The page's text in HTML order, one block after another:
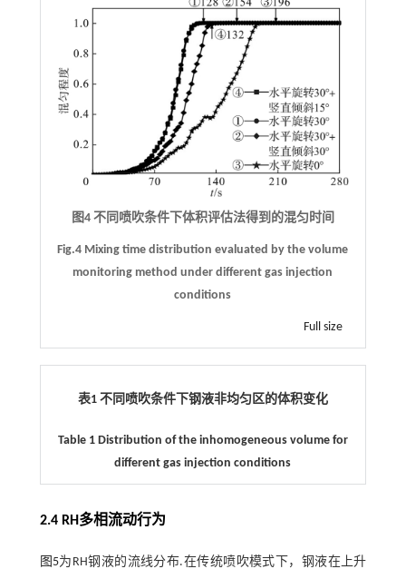
图4 不同喷吹条件下体积评估法得到的混匀时间
Fig.4 Mixing time distribution evaluated by the volume
monitoring method under different gas injection
conditions
Full size
表1 不同喷吹条件下钢液非均匀区的体积变化
Table 1 Distribution of the inhomogeneous volume for
different gas injection conditions
2.4 RH多相流动行为
图5为RH钢液的流线分布.在传统喷吹模式下，钢液在上升